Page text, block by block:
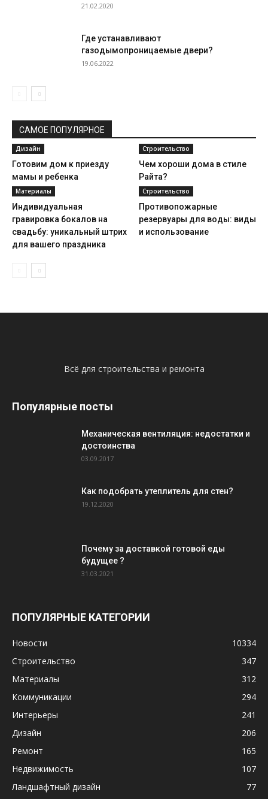
21.02.2020
Где устанавливают
газодымопроницаемые двери?
19.06.2022
САМОЕ ПОПУЛЯРНОЕ
Дизайн
Готовим дом к приезду
мамы и ребенка
Строительство
Чем хороши дома в стиле
Райта?
Материалы
Индивидуальная
гравировка бокалов на
свадьбу: уникальный штрих
для вашего праздника
Строительство
Противопожарные
резервуары для воды: виды
и использование
Всё для строительства и ремонта
Популярные посты
Механическая вентиляция: недостатки и
достоинства
03.09.2017
Как подобрать утеплитель для стен?
19.12.2020
Почему за доставкой готовой еды
будущее ?
31.03.2021
ПОПУЛЯРНЫЕ КАТЕГОРИИ
Новости
10334
Строительство
347
Материалы
312
Коммуникации
294
Интерьеры
241
Дизайн
206
Ремонт
165
Недвижимость
107
Ландшафтный дизайн
77